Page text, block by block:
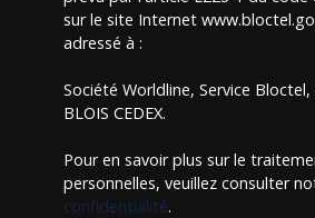
sur le site Internet
adressé à :
Société Worldline, Service Bloctel,
BLOIS CEDEX.
Pour en savoir plus sur le
personnelles, veuillez consulter
confidentialité.